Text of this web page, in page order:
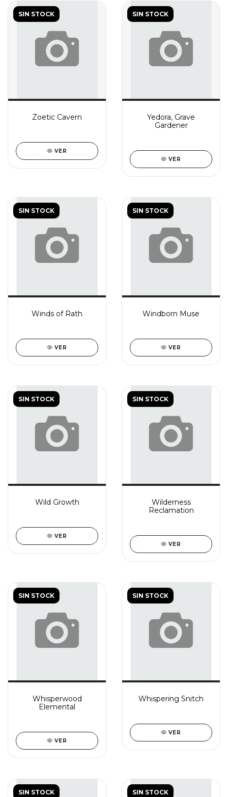
SIN STOCK
Zoetic Cavern
VER
SIN STOCK
Yedora, Grave
Gardener
VER
SIN STOCK
Winds of Rath
VER
SIN STOCK
Windborn Muse
VER
SIN STOCK
Wild Growth
VER
SIN STOCK
Wilderness
Reclamation
VER
SIN STOCK
Whisperwood
Elemental
VER
SIN STOCK
Whispering Snitch
VER
SIN STOCK SIN STOCK